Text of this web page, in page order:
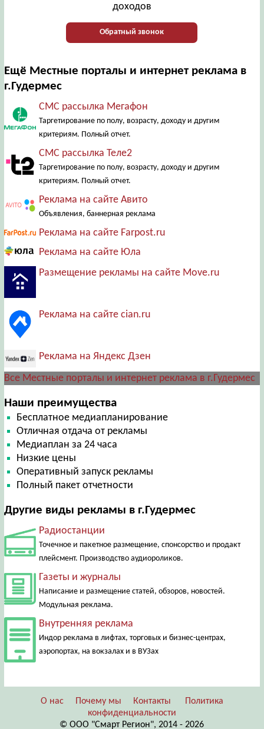
доходов
Обратный звонок
Ещё Местные порталы и интернет реклама в
г.Гудермес
СМС рассылка Мегафон
Таргетирование по полу, возрасту, доходу и другим
критериям. Полный отчет.
СМС рассылка Теле2
Таргетирование по полу, возрасту, доходу и другим
критериям. Полный отчет.
Реклама на сайте Авито
Объявления, баннерная реклама
Реклама на сайте Farpost.ru
Реклама на сайте Юла
Размещение рекламы на сайте Move.ru
Реклама на сайте cian.ru
Реклама на Яндекс Дзен
Все Местные порталы и интернет реклама в г.Гудермес
Наши преимущества
Бесплатное медиапланирование
Отличная отдача от рекламы
Медиаплан за 24 часа
Низкие цены
Оперативный запуск рекламы
Полный пакет отчетности
Другие виды рекламы в г.Гудермес
Радиостанции
Точечное и пакетное размещение, спонсорство и продакт
плейсмент. Производство аудиороликов.
Газеты и журналы
Написание и размещение статей, обзоров, новостей.
Модульная реклама.
Внутренняя реклама
Индор реклама в лифтах, торговых и бизнес-центрах,
аэропортах, на вокзалах и в ВУЗах
О нас Почему мы Контакты
Политика
конфиденциальности
© ООО "Смарт Регион", 2014 - 2026